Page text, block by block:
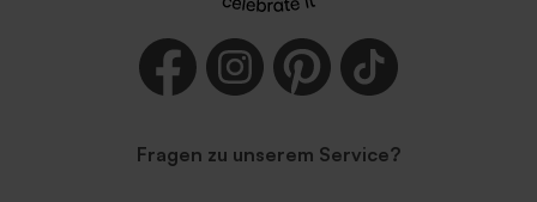
Fragen zu unserem Service?